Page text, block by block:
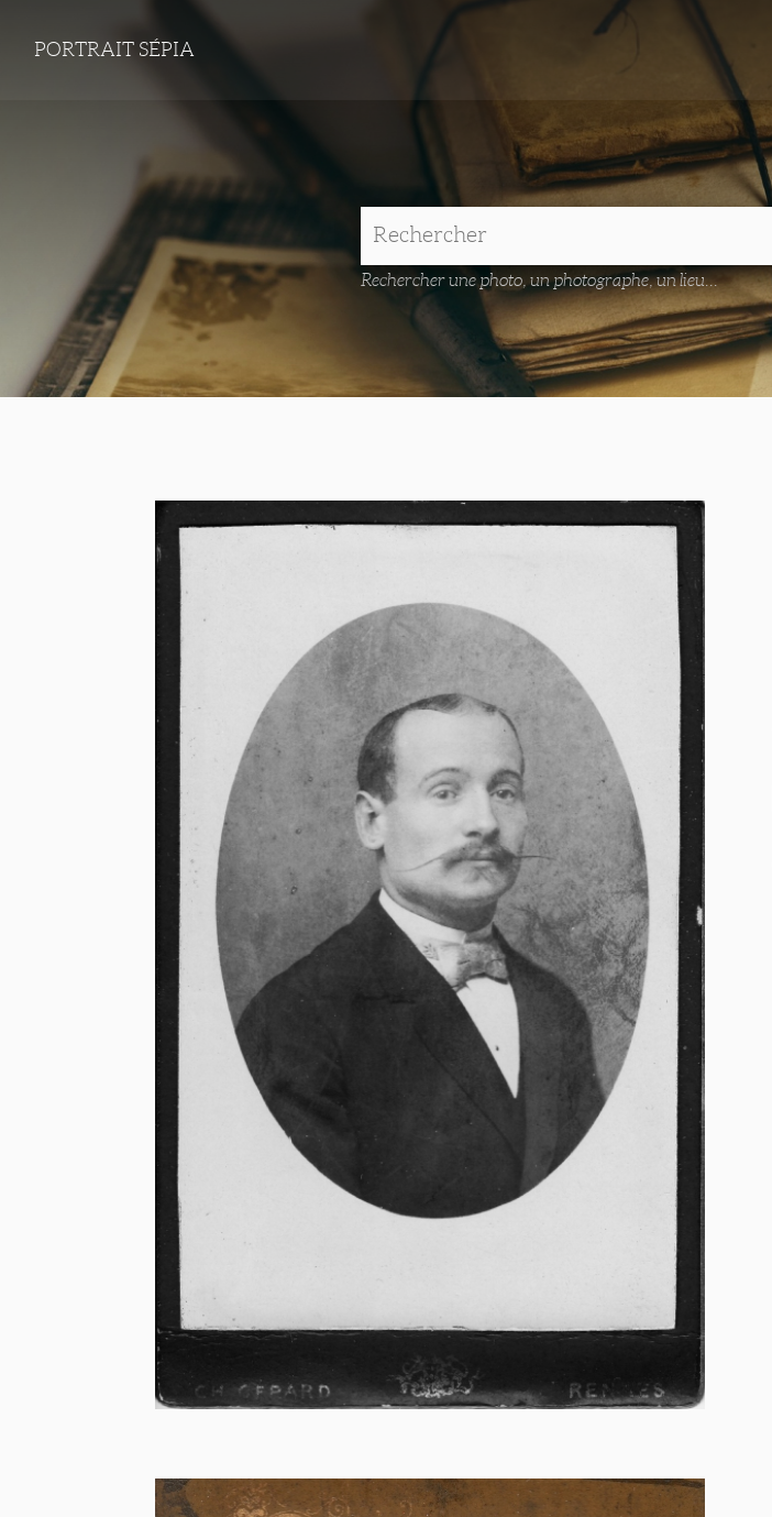
PORTRAIT SÉPIA
Rechercher une photo, un photographe, un lieu...